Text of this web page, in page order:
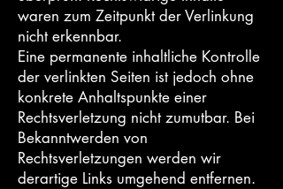
waren zum Zeitpunkt der Verlinkung
nicht erkennbar.
Eine permanente inhaltliche Kontrolle
der verlinkten Seiten ist jedoch ohne
konkrete Anhaltspunkte einer
Rechtsverletzung nicht zumutbar. Bei
Bekanntwerden von
Rechtsverletzungen werden wir
derartige Links umgehend entfernen.